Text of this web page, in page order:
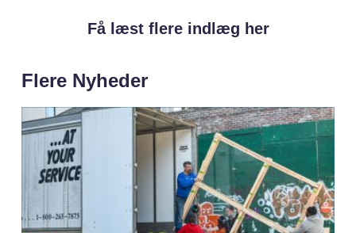
Få læst flere indlæg her
Flere Nyheder